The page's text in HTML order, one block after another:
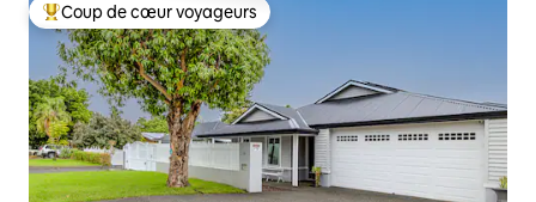
Coups de cœur voyageurs les plus appréciés
Coup de cœur voyageurs